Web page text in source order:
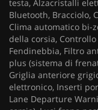
testa, Alzacristalli
Bluetooth, Bracciolo,
Clima automatico bi-
della corsia, Controllo
Fendinebbia, Filtro
plus (sistema di
Griglia anteriore
elettronico, Inserti
Lane Departure